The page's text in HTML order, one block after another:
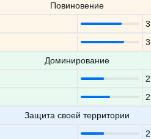
Повиновение
Доминирование
2
Защита своей территории
2